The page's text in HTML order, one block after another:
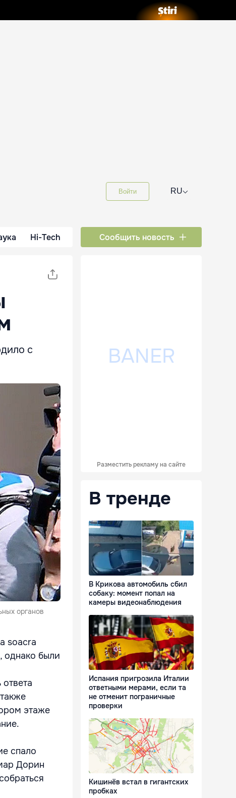
Войти RU⌵
Hi-Tech Сообщить новость
с
органов
soacra
однако были
этаже
спало
Дорин
Разместить рекламу на сайте
В тренде
В Крикова автомобиль сбил
собаку: момент попал на
камеры видеонаблюдения
Испания пригрозила Италии
ответными мерами, если та
не отменит пограничные
проверки
Кишинёв встал в гигантских
пробках